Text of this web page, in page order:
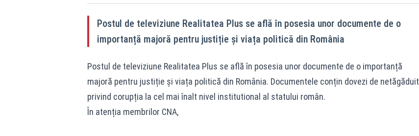
Postul de televiziune Realitatea Plus se află în posesia unor documente de o
importanță majoră pentru justiție și viața politică din România
Postul de televiziune Realitatea Plus se află în posesia unor documente de o importanță
majoră pentru justiție și viața politică din România. Documentele conțin dovezi de netăgăduit
privind corupția la cel mai înalt nivel institutional al statului român.
În atenția membrilor CNA,